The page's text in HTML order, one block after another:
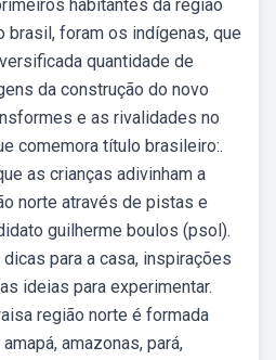
habitantes da região
brasil, foram os indígenas, que
quantidade de
da construção do novo
e as rivalidades no
comemora título brasileiro:.
as crianças adivinham a
norte através de pistas e
guilherme boulos (psol).
para a casa, inspirações
ideias para experimentar.
região norte é formada
amazonas, pará,